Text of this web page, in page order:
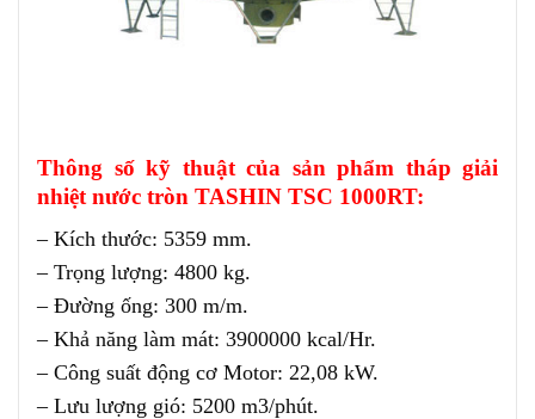
Thông số kỹ thuật của sản phẩm tháp giải
nhiệt nước tròn TASHIN TSC 1000RT:
– Kích thước: 5359 mm.
– Trọng lượng: 4800 kg.
– Đường ống: 300 m/m.
– Khả năng làm mát: 3900000 kcal/Hr.
– Công suất động cơ Motor: 22,08 kW.
– Lưu lượng gió: 5200 m3/phút.